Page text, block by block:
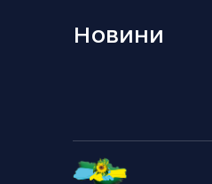
Гороскоп для всіх
Новини